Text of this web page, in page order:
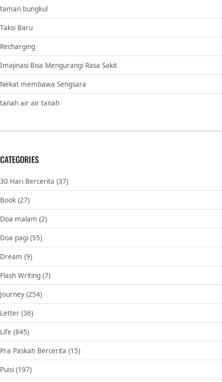
taman bungkul
Taksi Baru
Recharging
Imajinasi Bisa Mengurangi Rasa Sakit
Nekat membawa Sengsara
tanah air air tanah
CATEGORIES
30 Hari Bercerita (37)
Book (27)
Doa malam (2)
Doa pagi (55)
Dream (9)
Flash Writing (7)
Journey (254)
Letter (36)
Life (845)
Pra Paskah Bercerita (15)
Puisi (197)